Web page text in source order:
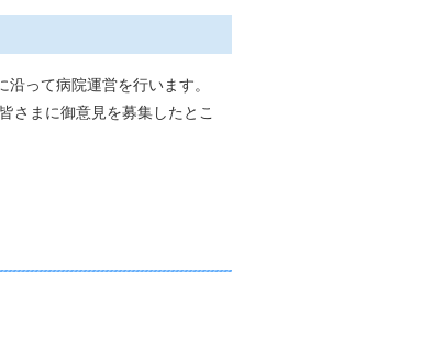
って病院運営を行います。
さまに御意見を募集したとこ